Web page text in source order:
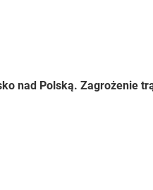
nad Polską. Zagrożenie